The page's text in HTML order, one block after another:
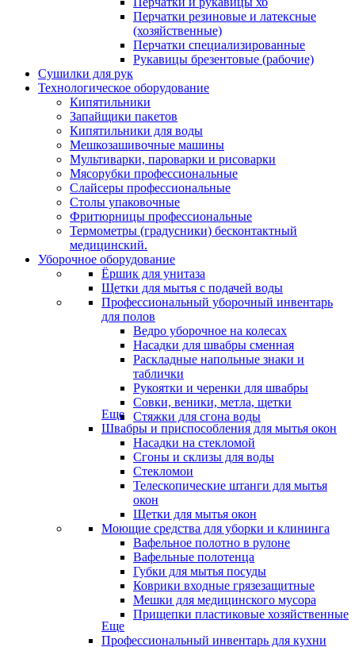
Перчатки резиновые и латексные
(хозяйственные)
Перчатки специализированные
Рукавицы брезентовые (рабочие)
Сушилки для рук
Технологическое оборудование
Кипятильники
Запайщики пакетов
Кипятильники для воды
Мешкозашивочные машины
Мультиварки, пароварки и рисоварки
Мясорубки профессиональные
Слайсеры профессиональные
Столы упаковочные
Фритюрницы профессиональные
Термометры (градусники) бесконтактный
медицинский.
Уборочное оборудование
Ёршик для унитаза
Щетки для мытья с подачей воды
Профессиональный уборочный инвентарь
для полов
Ведро уборочное на колесах
Насадки для швабры сменная
Раскладные напольные знаки и
таблички
Рукоятки и черенки для швабры
Совки, веники, метла, щетки
Стяжки для сгона воды
Еще
Швабры и приспособления для мытья окон
Насадки на стекломой
Сгоны и склизы для воды
Стекломои
Телескопические штанги для мытья
окон
Щетки для мытья окон
Моющие средства для уборки и клининга
Вафельное полотно в рулоне
Вафельные полотенца
Губки для мытья посуды
Коврики входные грязезащитные
Мешки для медицинского мусора
Прищепки пластиковые хозяйственные
Еще
Профессиональный инвентарь для кухни